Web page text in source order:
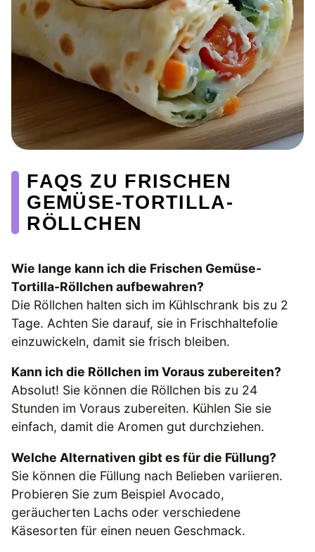
FAQS ZU FRISCHEN
GEMÜSE-TORTILLA-
RÖLLCHEN
Wie lange kann ich die Frischen Gemüse-
Tortilla-Röllchen aufbewahren?
Die Röllchen halten sich im Kühlschrank bis zu 2
Tage. Achten Sie darauf, sie in Frischhaltefolie
einzuwickeln, damit sie frisch bleiben.
Kann ich die Röllchen im Voraus zubereiten?
Absolut! Sie können die Röllchen bis zu 24
Stunden im Voraus zubereiten. Kühlen Sie sie
einfach, damit die Aromen gut durchziehen.
Welche Alternativen gibt es für die Füllung?
Sie können die Füllung nach Belieben variieren.
Probieren Sie zum Beispiel Avocado,
geräucherten Lachs oder verschiedene
Käsesorten für einen neuen Geschmack.